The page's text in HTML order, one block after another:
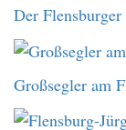
Der Flensburger
Großsegler am